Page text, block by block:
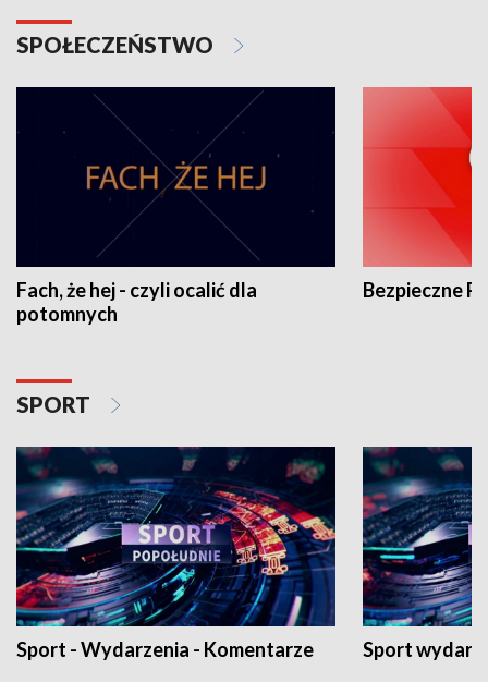
SPOŁECZEŃSTWO
Fach, że hej - czyli ocalić dla
potomnych
Bezpieczne
SPORT
Sport - Wydarzenia - Komentarze Sport